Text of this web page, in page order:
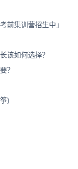
前集训营招生中」
该如何选择？
？
)